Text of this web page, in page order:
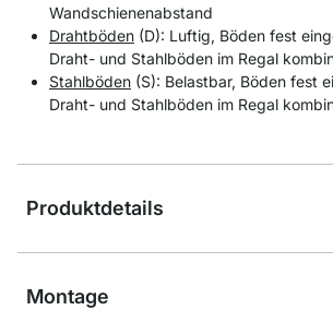
Wandschienenabstand
Drahtböden (D): Luftig, Böden fest
Draht- und Stahlböden im Regal
Stahlböden (S): Belastbar, Böden fest
Draht- und Stahlböden im Regal
Produktdetails
Montage